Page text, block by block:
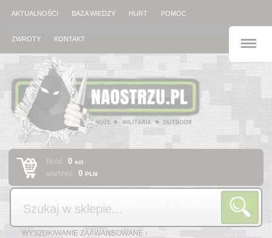
AKTUALNOŚCI BAZA WIEDZY HURT POMOC
ZWROTY KONTAKT
Ilość:0szt
wartość:0PLN
Szukaj
WYSZUKIWANIE ZAAWANSOWANE ›